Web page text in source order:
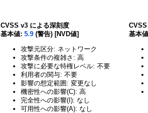
CVSS v3 による深刻度
基本値: 5.9 (警告) [NVD値]
攻撃元区分: ネットワーク
攻撃条件の複雑さ: 高
攻撃に必要な特権レベル: 不要
利用者の関与: 不要
影響の想定範囲: 変更なし
機密性への影響(C): 高
完全性への影響(I): なし
可用性への影響(A): なし
基本